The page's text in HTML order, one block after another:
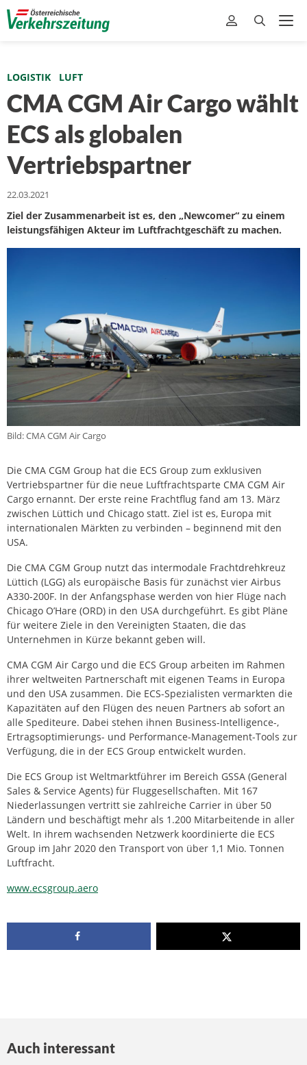
LOGISTIK LUFT
CMA CGM Air Cargo wählt
ECS als globalen
Vertriebspartner
22.03.2021
Ziel der Zusammenarbeit ist es, den „Newcomer“ zu einem
leistungsfähigen Akteur im Luftfrachtgeschäft zu machen.
Bild: CMA CGM Air Cargo
Die CMA CGM Group hat die ECS Group zum exklusiven
Vertriebspartner für die neue Luftfrachtsparte CMA CGM Air
Cargo ernannt. Der erste reine Frachtflug fand am 13. März
zwischen Lüttich und Chicago statt. Ziel ist es, Europa mit
internationalen Märkten zu verbinden – beginnend mit den
USA.
Die CMA CGM Group nutzt das intermodale Frachtdrehkreuz
Lüttich (LGG) als europäische Basis für zunächst vier Airbus
A330-200F. In der Anfangsphase werden von hier Flüge nach
Chicago O’Hare (ORD) in den USA durchgeführt. Es gibt Pläne
für weitere Ziele in den Vereinigten Staaten, die das
Unternehmen in Kürze bekannt geben will.
CMA CGM Air Cargo und die ECS Group arbeiten im Rahmen
ihrer weltweiten Partnerschaft mit eigenen Teams in Europa
und den USA zusammen. Die ECS-Spezialisten vermarkten die
Kapazitäten auf den Flügen des neuen Partners ab sofort an
alle Spediteure. Dabei stehen ihnen Business-Intelligence-,
Ertragsoptimierungs- und Performance-Management-Tools zur
Verfügung, die in der ECS Group entwickelt wurden.
Die ECS Group ist Weltmarktführer im Bereich GSSA (General
Sales & Service Agents) für Fluggesellschaften. Mit 167
Niederlassungen vertritt sie zahlreiche Carrier in über 50
Ländern und beschäftigt mehr als 1.200 Mitarbeitende in aller
Welt. In ihrem wachsenden Netzwerk koordinierte die ECS
Group im Jahr 2020 den Transport von über 1,1 Mio. Tonnen
Luftfracht.
www.ecsgroup.aero
Auch interessant